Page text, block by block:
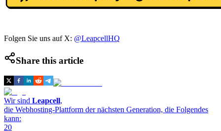
Folgen Sie uns auf X: @LeapcellHQ
Share this article
Wir sind Leapcell,
die Webhosting-Plattform der nächsten Generation, die Folgendes
kann:
20